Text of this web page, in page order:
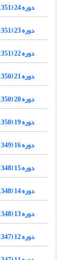
دوره 24 (1351)
دوره 23 (1351)
دوره 22 (1351)
دوره 21 (1350)
دوره 20 (1350)
دوره 19 (1350)
دوره 16 (1349)
دوره 15 (1348)
دوره 14 (1348)
دوره 13 (1348)
دوره 12 (1347)